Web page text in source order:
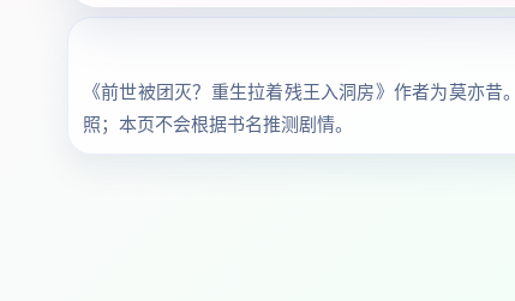
《前世被团灭？重生拉着残王入洞房》作者为莫亦
照；本页不会根据书名推测剧情。